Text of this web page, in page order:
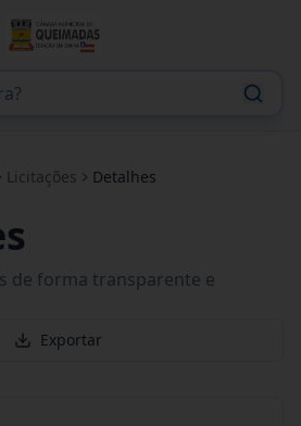
Licitações Detalhes
de forma transparente e
Exportar